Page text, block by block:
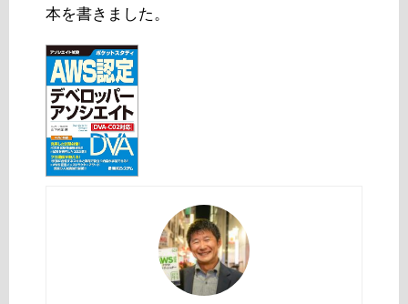
本を書きました。